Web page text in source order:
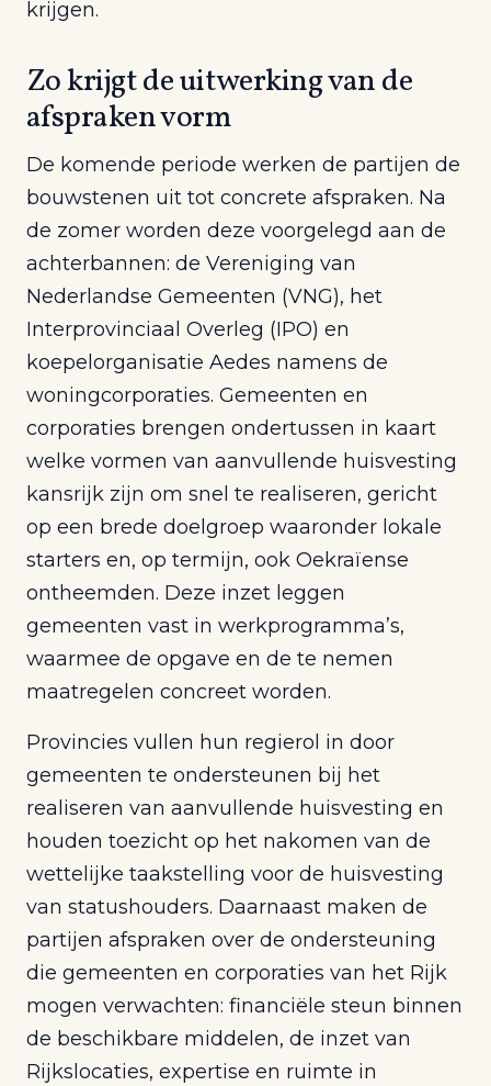
krijgen.
Zo krijgt de uitwerking van de
afspraken vorm
De komende periode werken de partijen de
bouwstenen uit tot concrete afspraken. Na
de zomer worden deze voorgelegd aan de
achterbannen: de Vereniging van
Nederlandse Gemeenten (VNG), het
Interprovinciaal Overleg (IPO) en
koepelorganisatie Aedes namens de
woningcorporaties. Gemeenten en
corporaties brengen ondertussen in kaart
welke vormen van aanvullende huisvesting
kansrijk zijn om snel te realiseren, gericht
op een brede doelgroep waaronder lokale
starters en, op termijn, ook Oekraïense
ontheemden. Deze inzet leggen
gemeenten vast in werkprogramma’s,
waarmee de opgave en de te nemen
maatregelen concreet worden.
Provincies vullen hun regierol in door
gemeenten te ondersteunen bij het
realiseren van aanvullende huisvesting en
houden toezicht op het nakomen van de
wettelijke taakstelling voor de huisvesting
van statushouders. Daarnaast maken de
partijen afspraken over de ondersteuning
die gemeenten en corporaties van het Rijk
mogen verwachten: financiële steun binnen
de beschikbare middelen, de inzet van
Rijkslocaties, expertise en ruimte in